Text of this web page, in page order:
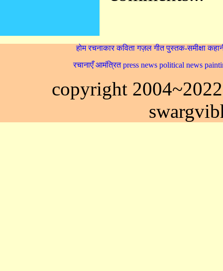
होम रचनाकार कविता गज़ल गीत पुस्तक-समीक्षा
रचानाएँ आमंत्रित press news political news
copyright